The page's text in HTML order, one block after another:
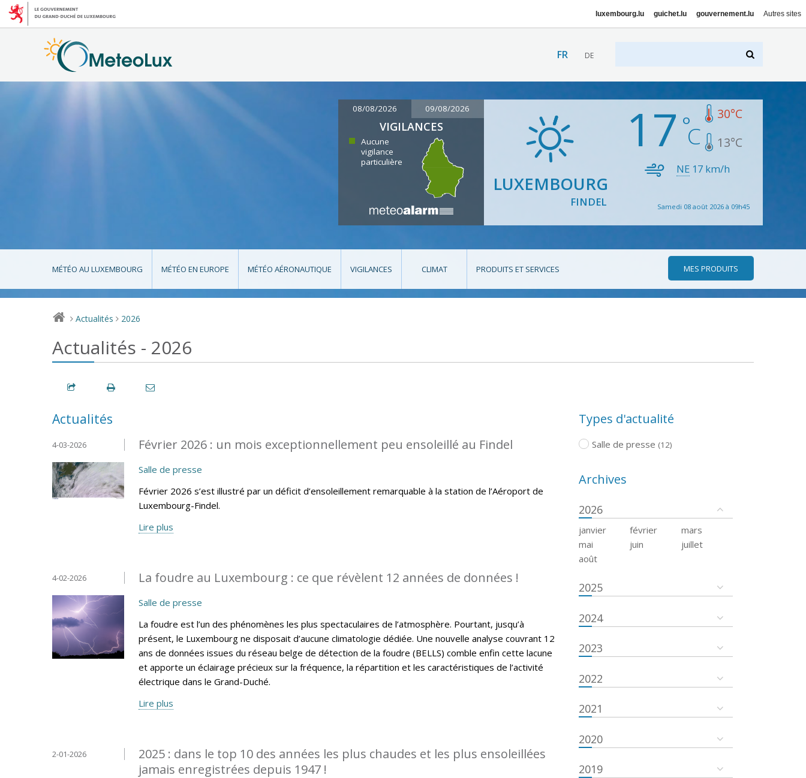
luxembourg.lu guichet.lu gouvernement.lu Autres sites
FR DE
08/08/2026 09/08/2026
VIGILANCES
Aucune
vigilance
particulière
LUXEMBOURG
FINDEL
17 30°C
13°C
NE 17 km/h
Samedi 08 août 2026 à 09h45
MÉTÉO AU LUXEMBOURG MÉTÉO EN EUROPE MÉTÉO AÉRONAUTIQUE VIGILANCES CLIMAT PRODUITS ET SERVICES MES PRODUITS
> Actualités > 2026
Actualités - 2026
Actualités
Février 2026 : un mois exceptionnellement peu ensoleillé au Findel
4-03-2026
Salle de presse
Février 2026 s’est illustré par un déficit d’ensoleillement remarquable à la station de l’Aéroport de
Luxembourg-Findel.
Lire plus
La foudre au Luxembourg : ce que révèlent 12 années de données !
4-02-2026
Salle de presse
La foudre est l’un des phénomènes les plus spectaculaires de l’atmosphère. Pourtant, jusqu’à
présent, le Luxembourg ne disposait d’aucune climatologie dédiée. Une nouvelle analyse couvrant 12
ans de données issues du réseau belge de détection de la foudre (BELLS) comble enfin cette lacune
et apporte un éclairage précieux sur la fréquence, la répartition et les caractéristiques de l’activité
électrique dans le Grand-Duché.
Lire plus
2025 : dans le top 10 des années les plus chaudes et les plus ensoleillées
jamais enregistrées depuis 1947 !
2-01-2026
Types d'actualité
Salle de presse (12)
Archives
2026
janvier février
mars
mai
juin
juillet
août
2025
2024
2023
2022
2021
2020
2019